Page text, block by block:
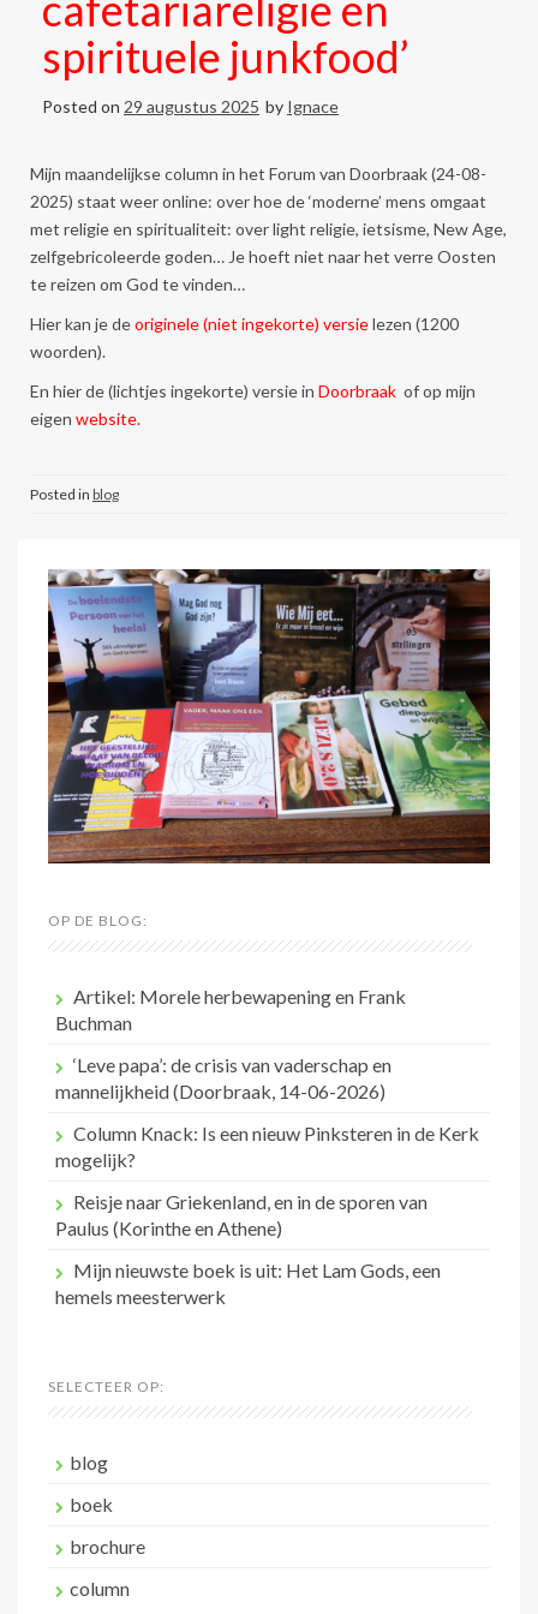
spirituele junkfood’
Posted on 29 augustus 2025 by Ignace
Mijn maandelijkse column in het Forum van Doorbraak (24-08-
2025) staat weer online: over hoe de ‘moderne’ mens omgaat
met religie en spiritualiteit: over light religie, ietsisme, New Age,
zelfgebricoleerde goden… Je hoeft niet naar het verre Oosten
te reizen om God te vinden…
Hier kan je deoriginele (niet ingekorte) versielezen (1200
woorden).
En hier de (lichtjes ingekorte) versie in Doorbraak of op mijn
eigen website.
Posted in blog
OP DE BLOG:
Artikel: Morele herbewapening en Frank
Buchman
‘Leve papa’: de crisis van vaderschap en
mannelijkheid (Doorbraak, 14-06-2026)
Column Knack: Is een nieuw Pinksteren in de Kerk
mogelijk?
Reisje naar Griekenland, en in de sporen van
Paulus (Korinthe en Athene)
Mijn nieuwste boek is uit: Het Lam Gods, een
hemels meesterwerk
SELECTEER OP:
blog
boek
brochure
column